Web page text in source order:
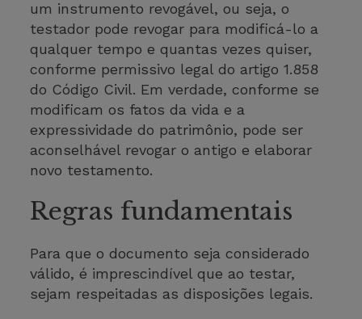
um instrumento revogável, ou seja, o
testador pode revogar para modificá-lo a
qualquer tempo e quantas vezes quiser,
conforme permissivo legal do artigo 1.858
do Código Civil. Em verdade, conforme se
modificam os fatos da vida e a
expressividade do patrimônio, pode ser
aconselhável revogar o antigo e elaborar
novo testamento.
Regras fundamentais
Para que o documento seja considerado
válido, é imprescindível que ao testar,
sejam respeitadas as disposições legais.